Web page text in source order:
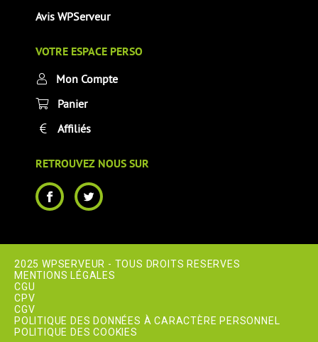
Avis WPServeur
VOTRE ESPACE PERSO
Mon Compte
Panier
Affiliés
RETROUVEZ NOUS SUR
2025 WPSERVEUR - TOUS DROITS RESERVES
MENTIONS LÉGALES
CGU
CPV
CGV
POLITIQUE DES DONNÉES À CARACTÈRE PERSONNEL
POLITIQUE DES COOKIES